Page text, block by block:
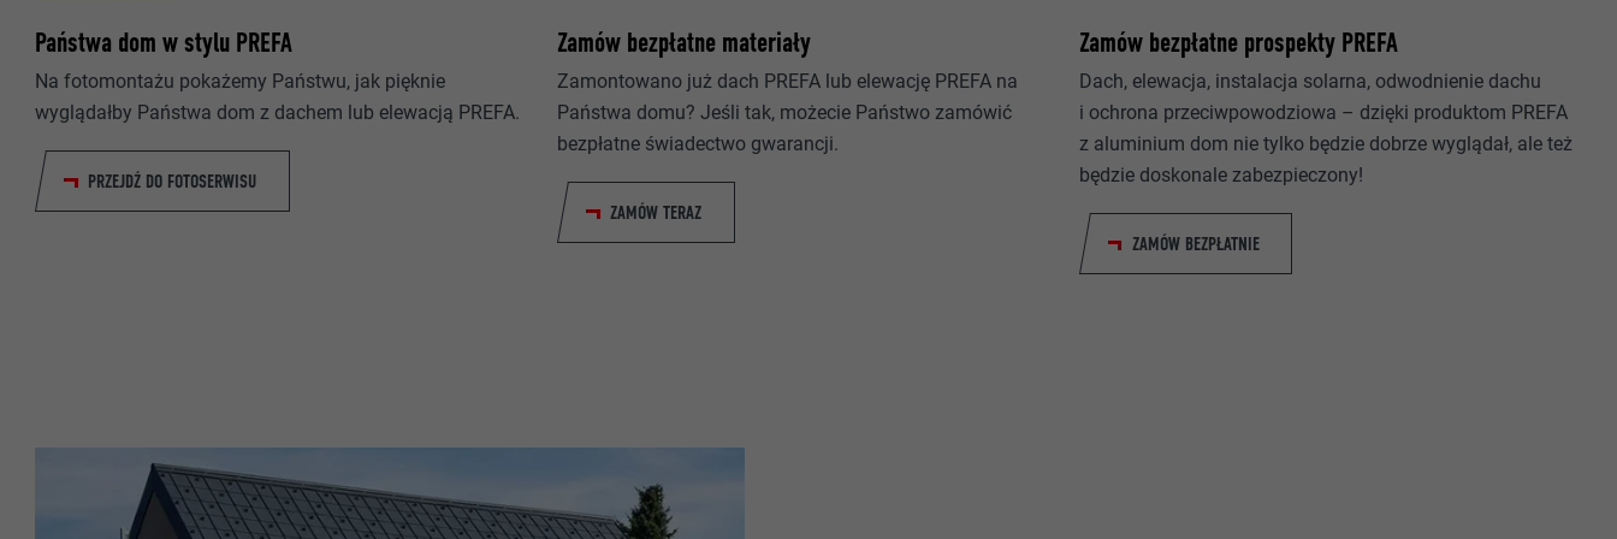
Państwa dom w stylu PREFA
Na fotomontażu pokażemy Państwu, jak pięknie
wyglądałby Państwa dom z dachem lub elewacją PREFA.
PRZEJDŹ DO FOTOSERWISU
Zamów bezpłatne materiały
Zamontowano już dach PREFA lub elewację PREFA na
Państwa domu? Jeśli tak, możecie Państwo zamówić
bezpłatne świadectwo gwarancji.
ZAMÓW TERAZ
Zamów bezpłatne prospekty PREFA
Dach, elewacja, instalacja solarna, odwodnienie dachu
i ochrona przeciwpowodziowa – dzięki produktom PREFA
z aluminium dom nie tylko będzie dobrze wyglądał, ale też
będzie doskonale zabezpieczony!
ZAMÓW BEZPŁATNIE
NAZWA _gid
Google Universal Analytics
PROCEDURA 1 dzień
Rejestruje jednoznaczny identyfikator, stosowany do generowania
CEL
NAZWA lang
ads.linkedin.com
Sesja
Zapisuje wersję językową witryny wybraną przez użytkownika.
CEL
Ustawiony przez LinkedIn, jeśli witryna zawiera wstawione okno
„Obserwuj nas”.